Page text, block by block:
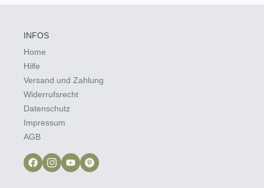
INFOS
Home
Hilfe
Versand und Zahlung
Widerrufsrecht
Datenschutz
Impressum
AGB